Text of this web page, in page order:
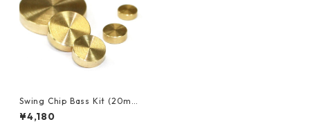
Swing Chip Bass Kit (20mm
Φ×3.5mm, 9mmΦ×3mm) ス
イングチップ
¥4,180